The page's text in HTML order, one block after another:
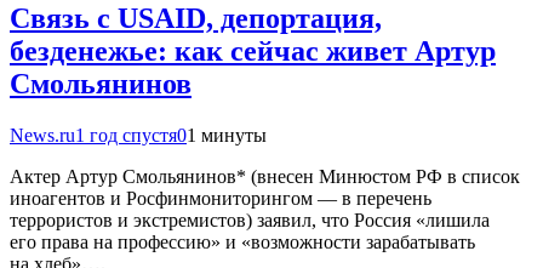
Связь с USAID, депортация,
безденежье: как сейчас живет Артур
Смольянинов
News.ru1 год спустя01 минуты
Актер Артур Смольянинов* (внесен Минюстом РФ в список
иноагентов и Росфинмониторингом — в перечень
террористов и экстремистов) заявил, что Россия «лишила
его права на профессию» и «возможности зарабатывать
на хлеб»….